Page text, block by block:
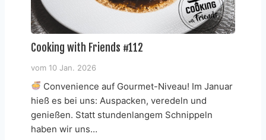
Cooking with Friends #112
vom 10 Jan. 2026
Convenience auf Gourmet-Niveau! Im Januar
hieß es bei uns: Auspacken, veredeln und
genießen. Statt stundenlangem Schnippeln
haben wir uns…